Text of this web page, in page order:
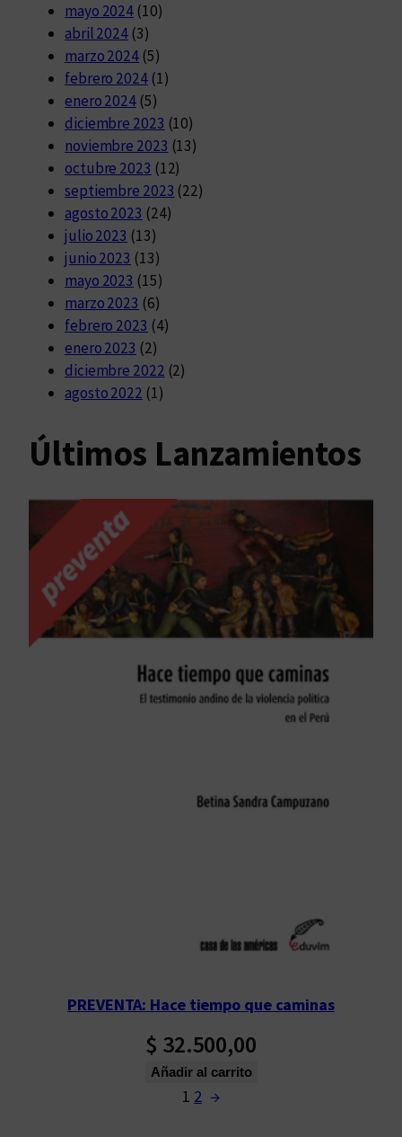
mayo 2024 (10)
abril 2024 (3)
marzo 2024 (5)
febrero 2024(1)
enero 2024 (5)
diciembre 2023 (10)
noviembre 2023 (13)
octubre 2023 (12)
septiembre 2023 (22)
agosto 2023 (24)
julio 2023 (13)
junio 2023 (13)
mayo 2023 (15)
marzo 2023 (6)
febrero 2023 (4)
enero 2023 (2)
diciembre 2022 (2)
agosto 2022 (1)
Últimos Lanzamientos
PREVENTA: Hace tiempo que caminas
$ 32.500,00
Añadir al carrito
1 2 →